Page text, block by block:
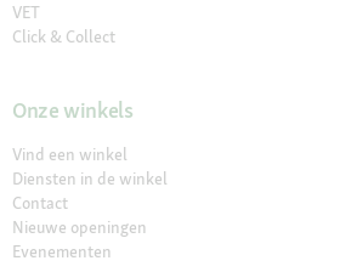
VET
Click & Collect
Onze winkels
Vind een winkel
Diensten in de winkel
Contact
Nieuwe openingen
Evenementen